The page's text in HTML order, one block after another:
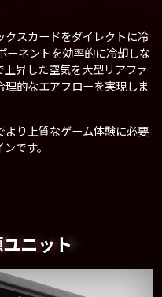
クスカードをダイレクトに冷
ーネントを効率的に冷却しな
昇した空気を大型リアファ
的なエアフローを実現しま
より上質なゲーム体験に必要
です。
ニット